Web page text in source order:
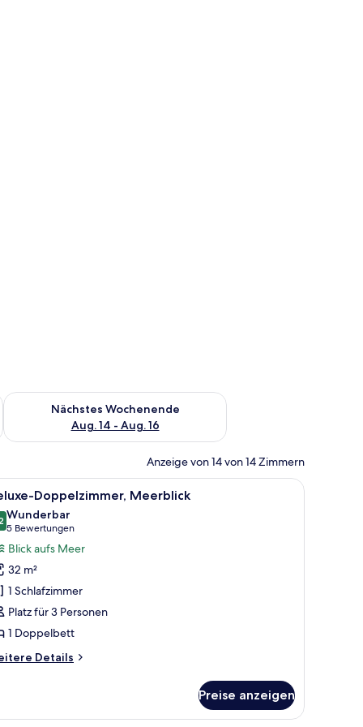
Aug. 7 - Aug. 9.
Nächstes Wochenende
Aug. 14 - Aug. 16
Überprüfe die Verfügbarkeit für nächstes Wochenende, Aug.
Anzeige von 14 von 14 Zimmern
Blick auf Bäume.
einem Schreibtisch mit Computer, einem Sessel, einem Fernseher und
Ein Hotelzimmer mit einem großen Bett,
4 Doppelzimmer, Meerblick
von 10
Wunderbar
5 Bewertungen
(5
Bewertungen)
Blick aufs Meer
32 m²
1 Schlafzimmer
Platz für 3 Personen
1 Doppelbett
Details
Preise anzeigen